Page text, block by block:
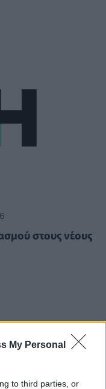
My Personal
to third parties, or
στους νέους